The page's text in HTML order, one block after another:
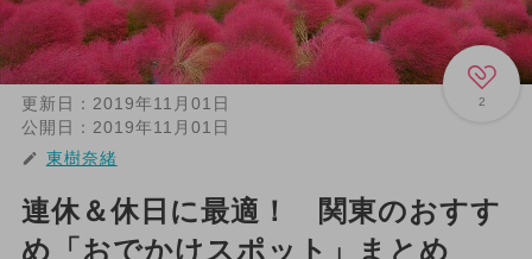
2
更新日： 2019年11月01日
公開日： 2019年11月01日
東樹奈緒
連休＆休日に最適！ 関東のおすす
め「おでかけスポット」まとめ